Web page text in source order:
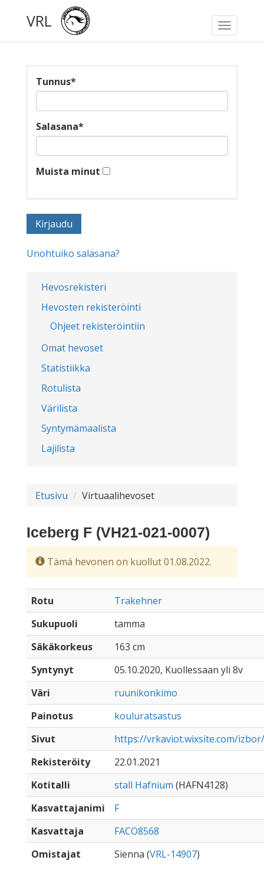
Toggle
VRL
Hevosrekisteri
Hevosten rekisteröinti
Ohjeet rekisteröintiin
Omat hevoset
Statistiikka
Rotulista
Värilista
Syntymämaalista
Lajilista
Tunnus*
Salasana*
Muista minut
Unohtuiko salasana?
Etusivu Virtuaalihevoset
Iceberg F (VH21-021-0007)
Tämä hevonen on kuollut 01.08.2022.
Rotu
Trakehner
Sukupuoli
tamma
Säkäkorkeus
163 cm
Syntynyt
05.10.2020, Kuollessaan yli 8v
Väri
ruunikonkimo
Painotus
kouluratsastus
Sivut
https://vrkaviot.wixsite.com/
Rekisteröity
22.01.2021
Kotitalli
stall Hafnium (HAFN4128)
Kasvattajanimi
F
Kasvattaja
FACO8568
Omistajat
Sienna (VRL-14907)